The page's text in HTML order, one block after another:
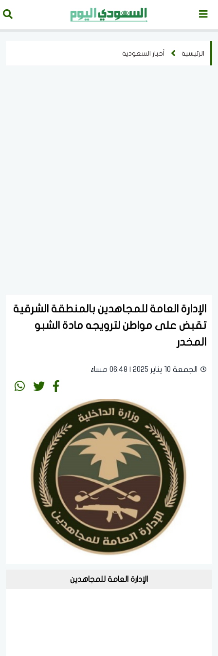
الرئيسية أخبار السعودية
الإدارة العامة للمجاهدين بالمنطقة الشرقية
تقبض على مواطن لترويجه مادة الشبو
المخدر
الجمعة 10 يناير 2025 | 06:48 مساءً
الإدارة العامة للمجاهدين